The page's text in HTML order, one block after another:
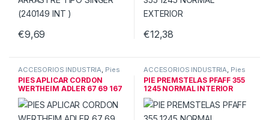
€9,69 €12,38
ACCESORIOS INDUSTRIA Pies
& guias triple
PIES APLICAR CORDON
WERTHEIM ADLER 67 69 167
267
ACCESORIOS INDUSTRIA Pies
& guias triple
PIE PREMSTELAS PFAFF 355
1245 NORMAL INTERIOR